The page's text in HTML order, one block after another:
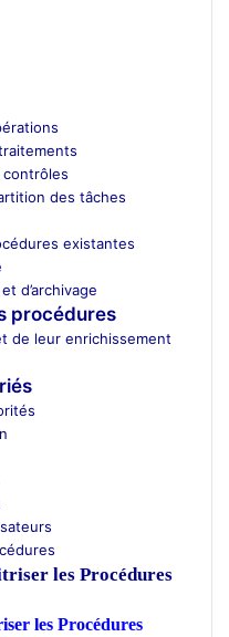
des tâches
existantes
d’archivage
procédures
de leur enrichissement
les Procédures
les Procédures